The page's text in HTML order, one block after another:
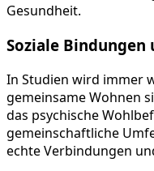
Gesundheit.
Soziale Bindungen
In Studien wird immer
gemeinsame Wohnen
das psychische
gemeinschaftliche
echte Verbindungen